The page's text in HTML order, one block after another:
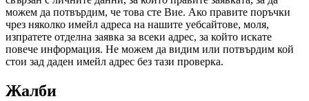
можем да потвърдим, че това сте Вие. Ако правите поръчки
чрез няколко имейл адреса на нашите уебсайтове, моля,
изпратете отделна заявка за всеки адрес, за който искате
повече информация. Не можем да видим или потвърдим кой
стои зад даден имейл адрес без тази проверка.
Жалби